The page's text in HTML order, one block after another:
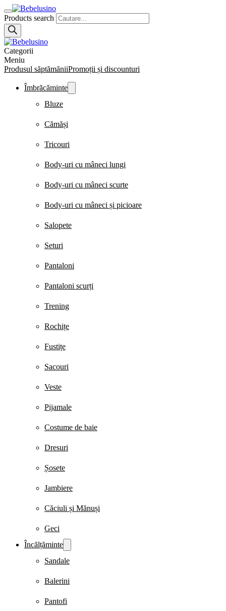
Products search
Categorii
Meniu
Produsul săptămăniiPromoții și discounturi
Îmbrăcăminte
Bluze
Cămăși
Tricouri
Body-uri cu mâneci lungi
Body-uri cu mâneci scurte
Body-uri cu mâneci și picioare
Salopete
Seturi
Pantaloni
Pantaloni scurți
Trening
Rochițe
Fustițe
Sacouri
Veste
Pijamale
Costume de baie
Dresuri
Șosete
Jambiere
Căciuli și Mănuși
Geci
Încălțăminte
Sandale
Balerini
Pantofi